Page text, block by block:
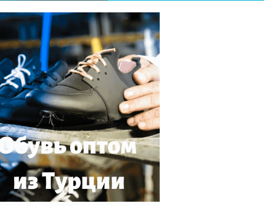
МОСКВЕ ОТКРЫВАЮТ КОВОРКИНГ